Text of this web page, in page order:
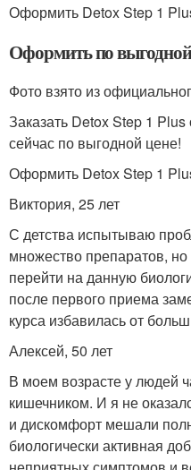
Оформить Detox Step 1
Оформить по
Фото взято из
Заказать Detox Step 1
сейчас по выгодной цене!
Оформить Detox Step 1
Виктория, 25 лет
С детства испытываю
множество препаратов,
перейти на данную
после первого приема
курса избавилась от
Алексей, 50 лет
В моем возрасте у людей
кишечником. И я не
и дискомфорт мешали
биологически активная